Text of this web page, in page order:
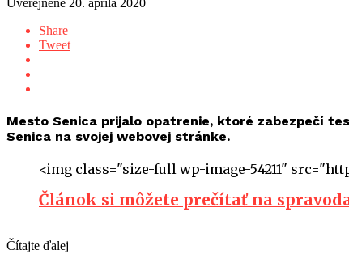
Share
Tweet
Mesto Senica prijalo opatrenie, ktoré zabezpečí
Senica na svojej webovej stránke.
<img class="size-full wp-image-54211"
Článok si môžete prečítať na
Čítajte ďalej